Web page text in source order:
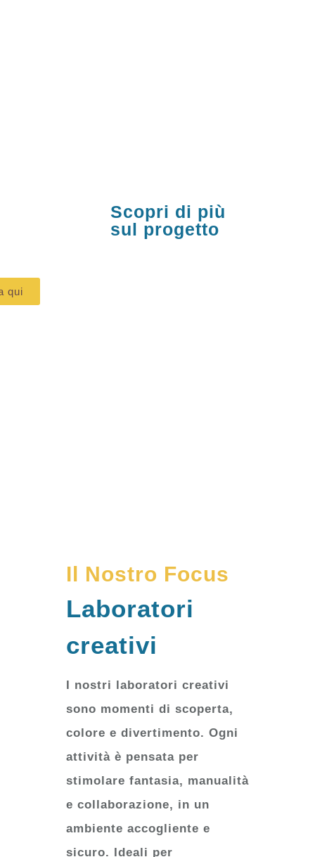
Scopri di più
sul progetto
qui
Il Nostro Focus
Laboratori
creativi
I nostri laboratori creativi
sono momenti di scoperta,
colore e divertimento. Ogni
attività è pensata per
stimolare fantasia, manualità
e collaborazione, in un
ambiente accogliente e
sicuro. Ideali per